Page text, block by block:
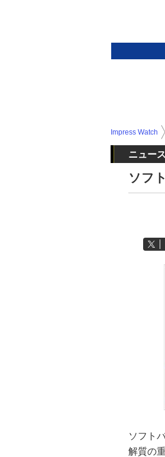
Impress Watch
ニュース
ソフ
ソフト
解質の